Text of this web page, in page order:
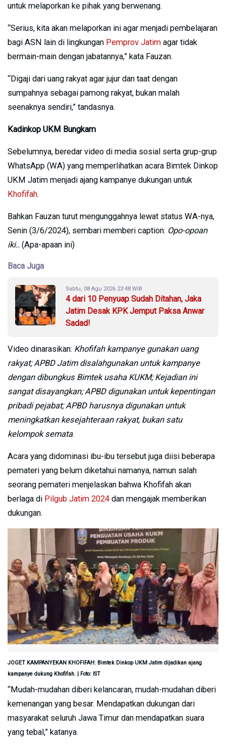
untuk melaporkan ke pihak yang berwenang.
“Serius, kita akan melaporkan ini agar menjadi pembelajaran
bagi ASN lain di lingkungan Pemprov Jatim agar tidak
bermain-main dengan jabatannya,” kata Fauzan.
“Digaji dari uang rakyat agar jujur dan taat dengan
sumpahnya sebagai pamong rakyat, bukan malah
seenaknya sendiri,” tandasnya.
Kadinkop UKM Bungkam
Sebelumnya, beredar video di media sosial serta grup-grup
WhatsApp (WA) yang memperlihatkan acara Bimtek Dinkop
UKM Jatim menjadi ajang kampanye dukungan untuk
Khofifah.
Bahkan Fauzan turut mengunggahnya lewat status WA-nya,
Senin (3/6/2024), sembari memberi caption: Opo-opoan
iki.. (Apa-apaan ini)
Baca Juga
Sabtu, 08 Agu 2026 23:48 WIB
4 dari 10 Penyuap Sudah Ditahan, Jaka
Jatim Desak KPK Jemput Paksa Anwar
Sadad!
Video dinarasikan: Khofifah kampanye gunakan uang
rakyat; APBD Jatim disalahgunakan untuk kampanye
dengan dibungkus Bimtek usaha KUKM; Kejadian ini
sangat disayangkan; APBD digunakan untuk kepentingan
pribadi pejabat; APBD harusnya digunakan untuk
meningkatkan kesejahteraan rakyat, bukan satu
kelompok semata.
Acara yang didominasi ibu-ibu tersebut juga diisi beberapa
pemateri yang belum diketahui namanya, namun salah
seorang pemateri menjelaskan bahwa Khofifah akan
berlaga di Pilgub Jatim 2024 dan mengajak memberikan
dukungan.
JOGET KAMPANYEKAN KHOFIFAH: Bimtek Dinkop UKM Jatim dijadikan ajang
kampanye dukung Khofifah. | Foto: IST
“Mudah-mudahan diberi kelancaran, mudah-mudahan diberi
kemenangan yang besar. Mendapatkan dukungan dari
masyarakat seluruh Jawa Timur dan mendapatkan suara
yang tebal,” katanya.